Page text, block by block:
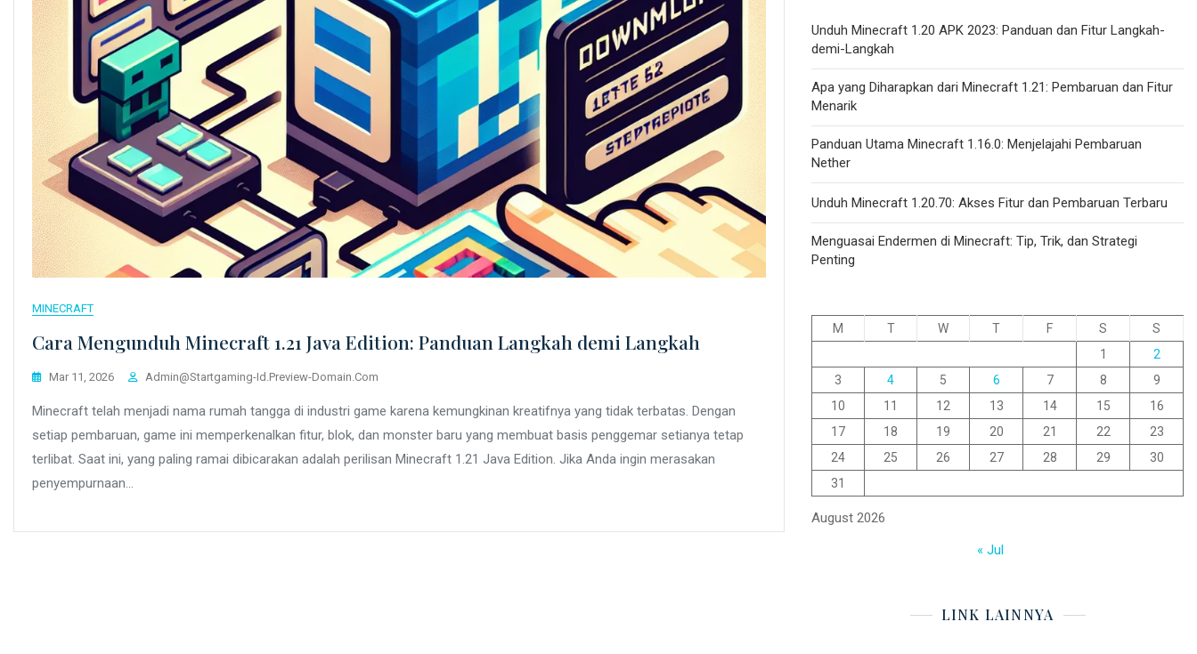
MINECRAFT
Cara Mengunduh Minecraft 1.21 Java Edition: Panduan Langkah demi Langkah
Mar 11, 2026 Admin@startgaming-Id.preview-Domain.com
Minecraft telah menjadi nama rumah tangga di industri game karena kemungkinan kreatifnya yang tidak terbatas. Dengan
setiap pembaruan, game ini memperkenalkan fitur, blok, dan monster baru yang membuat basis penggemar setianya tetap
terlibat. Saat ini, yang paling ramai dibicarakan adalah perilisan Minecraft 1.21 Java Edition. Jika Anda ingin merasakan
penyempurnaan…
Unduh Minecraft 1.20 APK 2023: Panduan dan Fitur Langkah-
demi-Langkah
Apa yang Diharapkan dari Minecraft 1.21: Pembaruan dan Fitur
Menarik
Panduan Utama Minecraft 1.16.0: Menjelajahi Pembaruan
Nether
Unduh Minecraft 1.20.70: Akses Fitur dan Pembaruan Terbaru
Menguasai Endermen di Minecraft: Tip, Trik, dan Strategi
Penting
August 2026
M T W T F S
S
1
2
3
4 5 6 7 8
9
10
11 12 13 14 15
16
17
18 19 20 21 22
23
24
25 26 27 28 29
30
31
« Jul
LINK LAINNYA